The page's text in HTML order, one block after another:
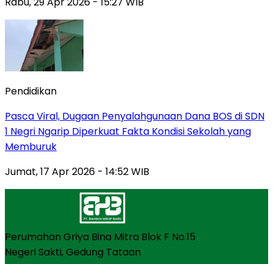
Pendidikan
Pasca Viral, Dugaan Penyalahgunaan Dana BOS di SDN
1 Negri Ngarip Diperkuat Fakta Kondisi Sekolah yang
Memburuk
Jumat, 17 Apr 2026 - 14:52 WIB
Perumahan Griya Bina Mitra Blok F No.15
Negeri Sakti, Gedung Tataan